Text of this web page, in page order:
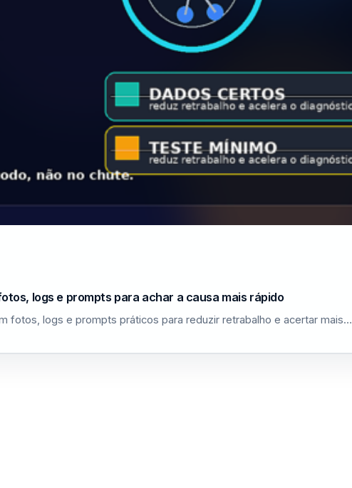
logs e prompts para achar a causa mais rápido
fotos, logs e prompts práticos para reduzir retrabalho e acertar mais…